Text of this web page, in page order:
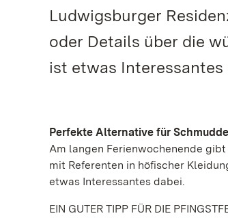
Ludwigsburger
oder Details über die
ist etwas Interessantes
Perfekte Alternative für
Am langen Ferienwochenende
mit Referenten in höfischer
etwas Interessantes dabei.
EIN GUTER TIPP FÜR DIE